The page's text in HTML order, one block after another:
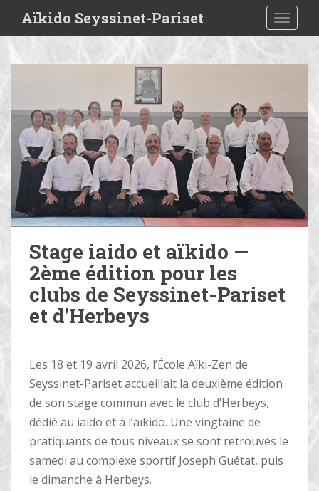
i
Aïkido Seyssinet-Pariset
Stage iaido et aïkido —
2ème édition pour les
clubs de Seyssinet-Pariset
et d’Herbeys
Les 18 et 19 avril 2026, l’École Aïki-Zen de
Seyssinet-Pariset accueillait la deuxième édition
de son stage commun avec le club d’Herbeys,
dédié au iaido et à l’aïkido. Une vingtaine de
pratiquants de tous niveaux se sont retrouvés le
samedi au complexe sportif Joseph Guétat, puis
le dimanche à Herbeys.